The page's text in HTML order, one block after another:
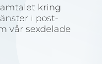
kring
i post-
vår sexdelade